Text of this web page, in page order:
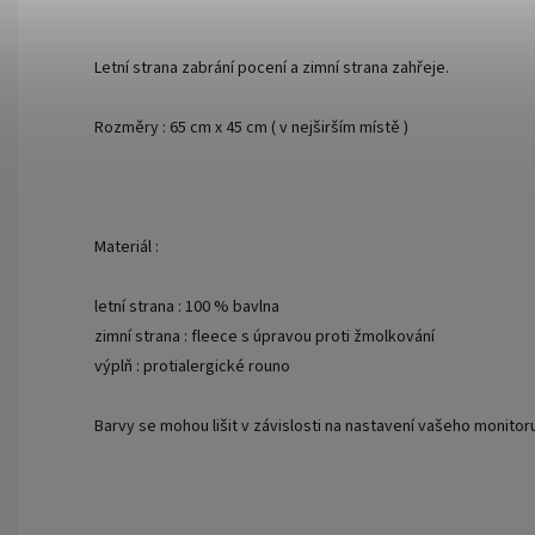
Letní strana zabrání pocení a zimní strana zahřeje.
Rozměry : 65 cm x 45 cm ( v nejširším místě )
Materiál :
letní strana : 100 % bavlna
zimní strana : fleece s úpravou proti žmolkování
výplň : protialergické rouno
Barvy se mohou lišit v závislosti na nastavení vašeho